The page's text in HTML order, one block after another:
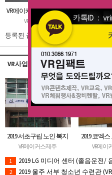
VR메이커스 제주지부 오
픈공지
VR메이커스
등록된 글이 없습니다.
VR사업실적
2019 서초구립 노인 복지
관 (VR 설치) - VR 구축 판
VR메이커스제주
2019 코엑
페스티벌
기 VR 체험) -
행
VR메이
1 2019 LG 미디어 센터 (졸음운전/ 음주운전 체험 행사) VR 체험 - VR 렌탈
2 2019 울주 서부 청소년 수련관 (VR 설치) - VR 구축